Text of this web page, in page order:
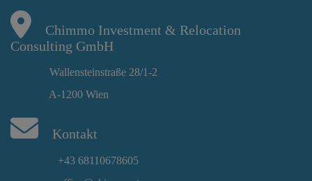
Chimmo Investment & Relocation
Consulting GmbH
Wallensteinstraße 28/1-2
A-1200 Wien
Kontakt
+43 68110678605